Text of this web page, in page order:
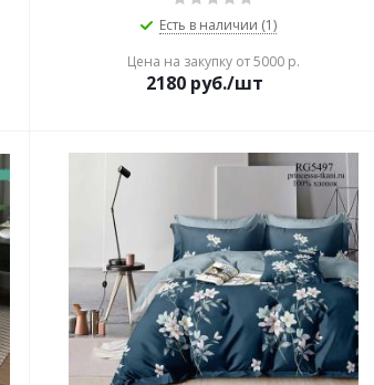
Есть в наличии (1)
Цена на закупку от 5000 р.
2180 руб./шт